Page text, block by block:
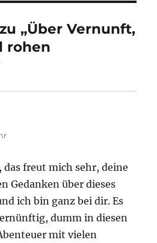
„Über Vernunft,
rohen
das freut mich sehr, deine
Gedanken über dieses
ich bin ganz bei dir. Es
dumm in diesen
mit vielen